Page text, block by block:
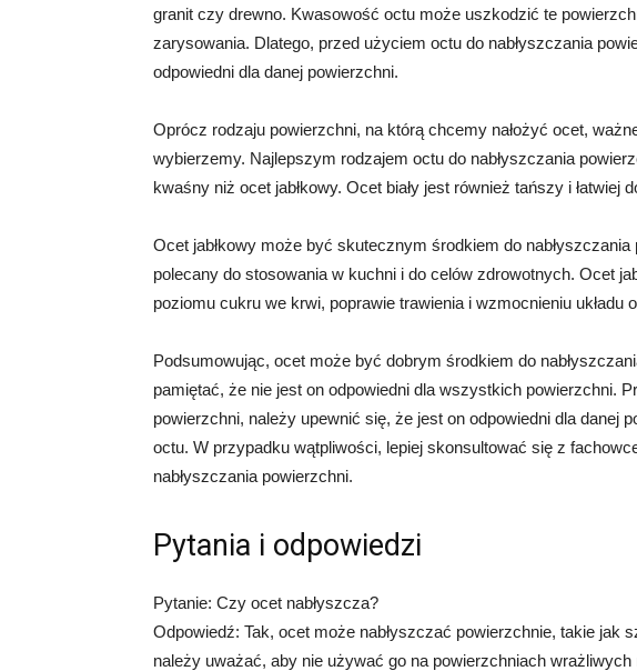
granit czy drewno. Kwasowość octu może uszkodzić te
zarysowania. Dlatego, przed użyciem octu do nabłyszczania
odpowiedni dla danej powierzchni.
Oprócz rodzaju powierzchni, na którą chcemy nałożyć ocet,
wybierzemy. Najlepszym rodzajem octu do nabłyszczania
kwaśny niż ocet jabłkowy. Ocet biały jest również tańszy i łatwiej
Ocet jabłkowy może być skutecznym środkiem do
polecany do stosowania w kuchni i do celów zdrowotnych. Ocet
poziomu cukru we krwi, poprawie trawienia i wzmocnieniu układu
Podsumowując, ocet może być dobrym środkiem do
pamiętać, że nie jest on odpowiedni dla wszystkich powierzchni.
powierzchni, należy upewnić się, że jest on odpowiedni dla danej
octu. W przypadku wątpliwości, lepiej skonsultować się z
nabłyszczania powierzchni.
Pytania i odpowiedzi
Pytanie: Czy ocet nabłyszcza?
Odpowiedź: Tak, ocet może nabłyszczać powierzchnie, takie jak
należy uważać, aby nie używać go na powierzchniach